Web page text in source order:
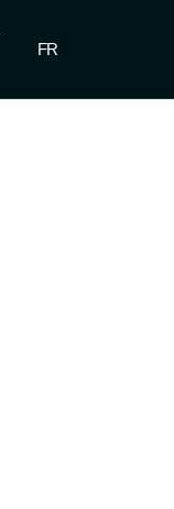
FR
EN